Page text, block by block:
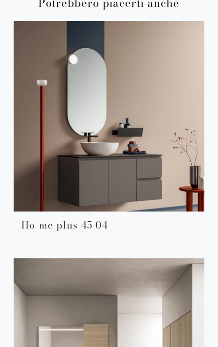
Ho-me plus 45 04